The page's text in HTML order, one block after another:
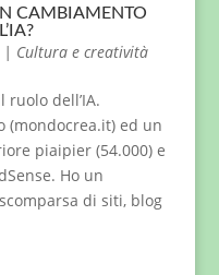
CAMBIAMENTO
Cultura e creatività
dell’IA.
(mondocrea.it) ed un
piaipier (54.000) e
Ho un
di siti, blog